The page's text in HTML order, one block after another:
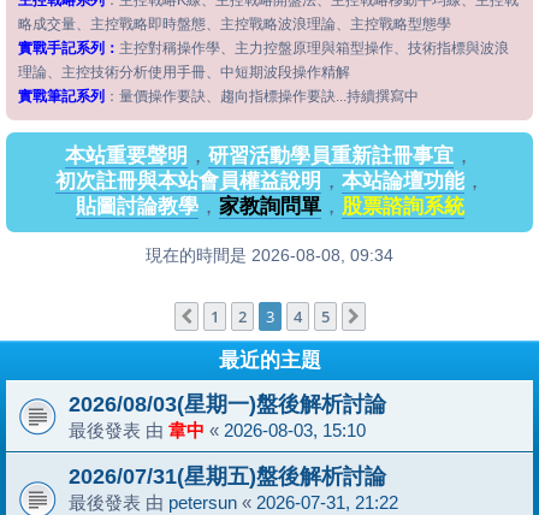
略成交量、主控戰略即時盤態、主控戰略波浪理論、主控戰略型態學
實戰手記系列： 主控對稱操作學、主力控盤原理與箱型操作、技術指標與波浪
理論、主控技術分析使用手冊、中短期波段操作精解
實戰筆記系列 ：量價操作要訣、趨向指標操作要訣...持續撰寫中
本站重要聲明 ， 研習活動學員重新註冊事宜 ，
初次註冊與本站會員權益說明 ， 本站論壇功能，
貼圖討論教學， 家教詢問單， 股票諮詢系統
現在的時間是 2026-08-08, 09:34
上一頁
1 2 3 4 5
最近的主題
2026/08/03(星期一)盤後解析討論
最後發表 由 韋中 « 2026-08-03, 15:10
2026/07/31(星期五)盤後解析討論
最後發表 由 petersun « 2026-07-31, 21:22